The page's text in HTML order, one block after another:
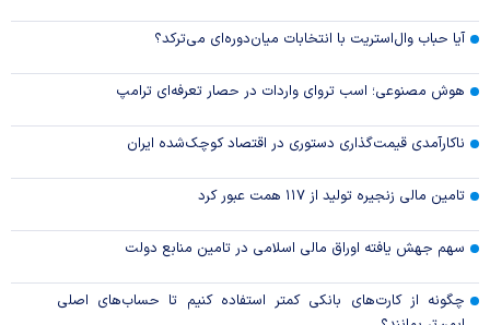
آیا حباب وال‌استریت با انتخابات میان‌دوره‌ای می‌ترکد؟
هوش مصنوعی؛ اسب تروای واردات در حصار تعرفه‌ای ترامپ
ناکارآمدی قیمت‌گذاری دستوری در اقتصاد کوچک‌شده ایران
تامین مالی زنجیره تولید از ۱۱۷ همت عبور کرد
سهم جهش یافته اوراق مالی اسلامی در تامین منابع دولت
چگونه از کارت‌های بانکی کمتر استفاده کنیم تا حساب‌های اصلی